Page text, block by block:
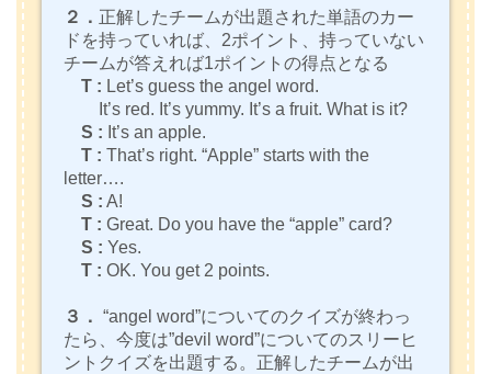
２． 正解したチームが出題された単語のカー
ドを持っていれば、2ポイント、持っていない
チームが答えれば1ポイントの得点となる
T : Let’s guess the angel word.
It’s red. It’s yummy. It’s a fruit. What is it?
S : It’s an apple.
T : That’s right. “Apple” starts with the
letter….
S : A!
T : Great. Do you have the “apple” card?
S : Yes.
T : OK. You get 2 points.
３． “angel word”についてのクイズが終わっ
たら、今度は”devil word”についてのスリーヒ
ントクイズを出題する。正解したチームが出